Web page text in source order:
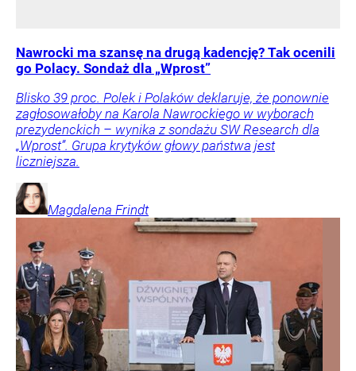
Nawrocki ma szansę na drugą kadencję? Tak ocenili
go Polacy. Sondaż dla „Wprost”
Blisko 39 proc. Polek i Polaków deklaruje, że ponownie
zagłosowałoby na Karola Nawrockiego w wyborach
prezydenckich – wynika z sondażu SW Research dla
„Wprost”. Grupa krytyków głowy państwa jest
liczniejsza.
Magdalena Frindt